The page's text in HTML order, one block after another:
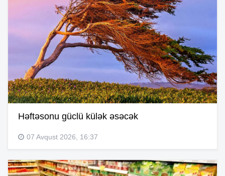
Həftəsonu güclü külək əsəcək
07 Avqust 2026, 16:37